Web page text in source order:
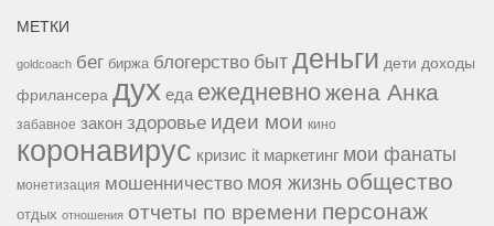
МЕТКИ
goldcoach бег биржа блогерство быт деньги дети доходы
фрилансера дух еда ежедневножена Анка
забавное закон здоровье идеи мои кино
коронавирус кризис it маркетинг мои фанаты
монетизация мошенничество моя жизнь общество
отдых отношения отчеты по времени персонаж